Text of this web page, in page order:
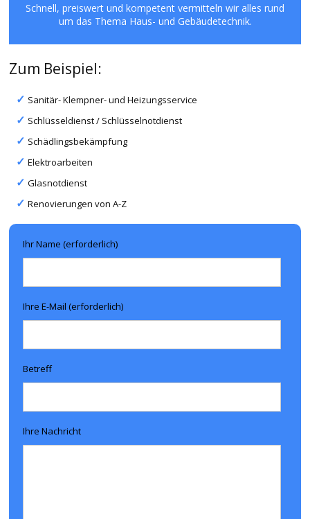
Schnell, preiswert und kompetent vermitteln wir alles rund
um das Thema Haus- und Gebäudetechnik.
Zum Beispiel:
Sanitär- Klempner- und Heizungsservice
Schlüsseldienst / Schlüsselnotdienst
Schädlingsbekämpfung
Elektroarbeiten
Glasnotdienst
Renovierungen von A-Z
Ihr Name (erforderlich)
Ihre E-Mail (erforderlich)
Betreff
Ihre Nachricht